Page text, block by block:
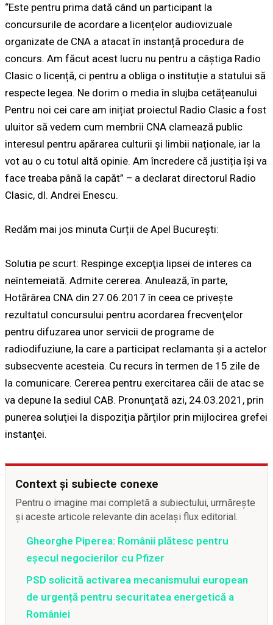
“Este pentru prima dată când un participant la
concursurile de acordare a licențelor audiovizuale
organizate de CNA a atacat în instanță procedura de
concurs. Am făcut acest lucru nu pentru a câștiga Radio
Clasic o licență, ci pentru a obliga o instituție a statului să
respecte legea. Ne dorim o media în slujba cetățeanului
Pentru noi cei care am inițiat proiectul Radio Clasic a fost
uluitor să vedem cum membrii CNA clamează public
interesul pentru apărarea culturii și limbii naționale, iar la
vot au o cu totul altă opinie. Am încredere că justiția își va
face treaba până la capăt” – a declarat directorul Radio
Clasic, dl. Andrei Enescu.
Redăm mai jos minuta Curții de Apel București:
Solutia pe scurt: Respinge excepţia lipsei de interes ca
neîntemeiată. Admite cererea. Anulează, în parte,
Hotărârea CNA din 27.06.2017 în ceea ce priveşte
rezultatul concursului pentru acordarea frecvenţelor
pentru difuzarea unor servicii de programe de
radiodifuziune, la care a participat reclamanta şi a actelor
subsecvente acesteia. Cu recurs în termen de 15 zile de
la comunicare. Cererea pentru exercitarea căii de atac se
va depune la sediul CAB. Pronunţată azi, 24.03.2021, prin
punerea soluţiei la dispoziţia părţilor prin mijlocirea grefei
instanţei.
Context și subiecte conexe
Pentru o imagine mai completă a subiectului, urmărește
și aceste articole relevante din același flux editorial.
Gheorghe Piperea: Românii plătesc pentru
eșecul negocierilor cu Pfizer
PSD solicită activarea mecanismului european
de urgență pentru securitatea energetică a
României